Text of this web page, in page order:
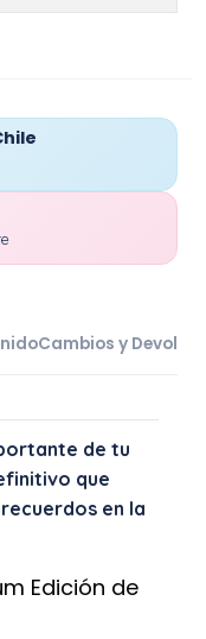
Cambios y
de tu
que
en la
Edición de